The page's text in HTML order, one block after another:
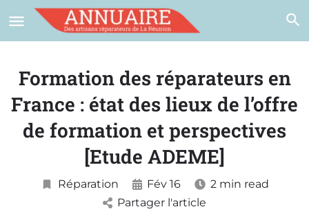
Formation des réparateurs en
France : état des lieux de l’offre
de formation et perspectives
[Etude ADEME]
Réparation Fév 16
2 min read
Partager l'article